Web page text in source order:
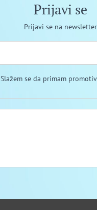
Prijavi se
Prijavi se na newsletter
Slažem se da primam